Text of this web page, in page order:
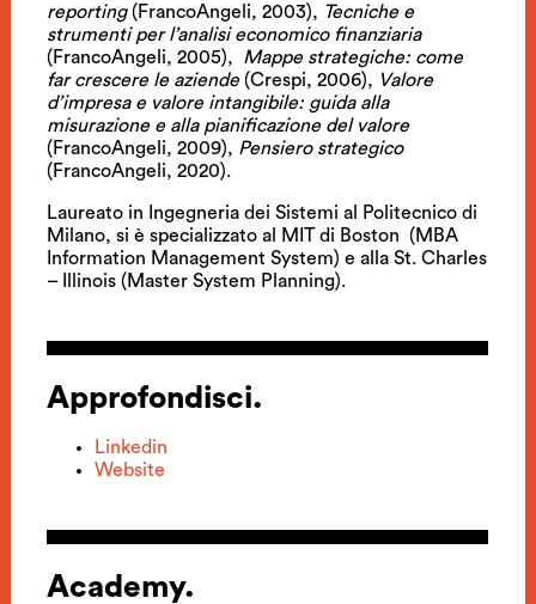
reporting(FrancoAngeli, 2003), Tecniche e
strumenti per l’analisi economico finanziaria
(FrancoAngeli, 2005), Mappe strategiche: come
far crescere le aziende(Crespi, 2006), Valore
d’impresa e valore intangibile: guida alla
misurazione e alla pianificazione del valore
(FrancoAngeli, 2009), Pensiero strategico
(FrancoAngeli, 2020).
Laureato in Ingegneria dei Sistemi al Politecnico di
Milano, si è specializzato al MIT di Boston (MBA
Information Management System) e alla St. Charles
– Illinois (Master System Planning).
Approfondisci.
Linkedin
Website
Academy.